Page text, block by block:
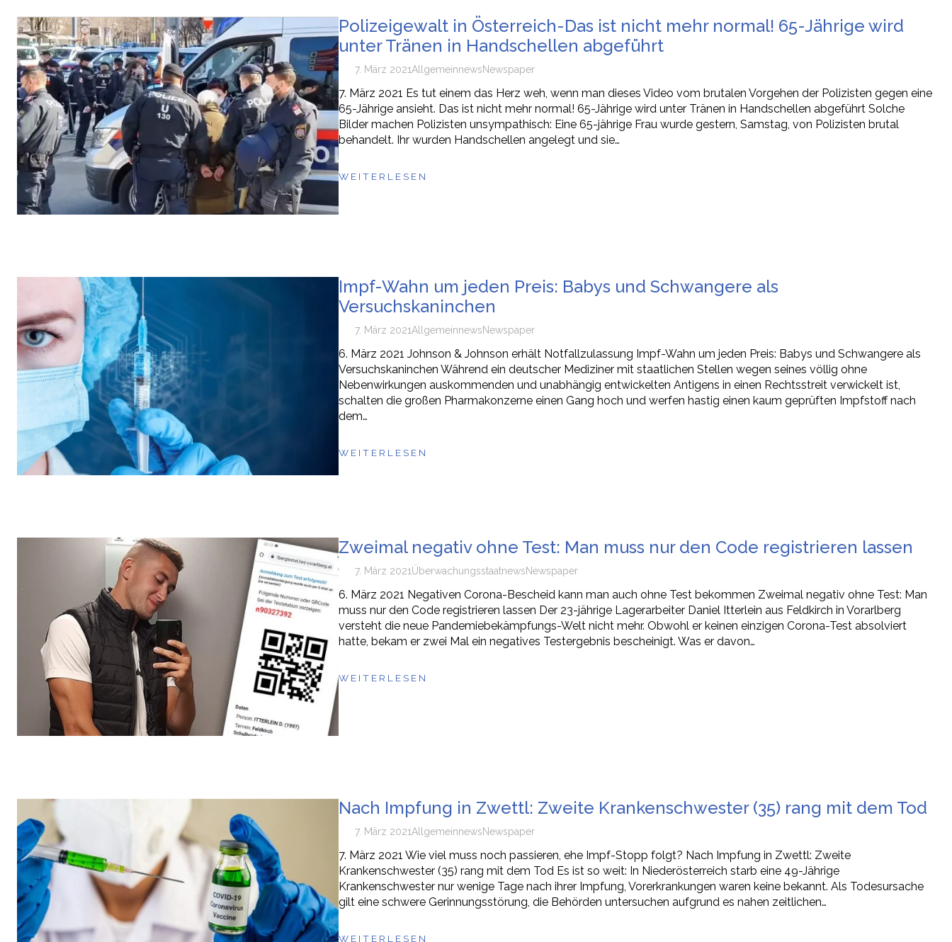
Polizeigewalt in Österreich-Das ist nicht mehr normal! 65-Jährige wird
unter Tränen in Handschellen abgeführt
7. März 2021AllgemeinnewsNewspaper
7. März 2021 Es tut einem das Herz weh, wenn man dieses Video vom brutalen Vorgehen der Polizisten gegen eine
65-Jährige ansieht. Das ist nicht mehr normal! 65-Jährige wird unter Tränen in Handschellen abgeführt Solche
Bilder machen Polizisten unsympathisch: Eine 65-jährige Frau wurde gestern, Samstag, von Polizisten brutal
behandelt. Ihr wurden Handschellen angelegt und sie…
WEITERLESEN
Impf-Wahn um jeden Preis: Babys und Schwangere als
Versuchskaninchen
7. März 2021AllgemeinnewsNewspaper
6. März 2021 Johnson & Johnson erhält Notfallzulassung Impf-Wahn um jeden Preis: Babys und Schwangere als
Versuchskaninchen Während ein deutscher Mediziner mit staatlichen Stellen wegen seines völlig ohne
Nebenwirkungen auskommenden und unabhängig entwickelten Antigens in einen Rechtsstreit verwickelt ist,
schalten die großen Pharmakonzerne einen Gang hoch und werfen hastig einen kaum geprüften Impfstoff nach
dem…
WEITERLESEN
Zweimal negativ ohne Test: Man muss nur den Code registrieren lassen
7. März 2021ÜberwachungsstaatnewsNewspaper
6. März 2021 Negativen Corona-Bescheid kann man auch ohne Test bekommen Zweimal negativ ohne Test: Man
muss nur den Code registrieren lassen Der 23-jährige Lagerarbeiter Daniel Itterlein aus Feldkirch in Vorarlberg
versteht die neue Pandemiebekämpfungs-Welt nicht mehr. Obwohl er keinen einzigen Corona-Test absolviert
hatte, bekam er zwei Mal ein negatives Testergebnis bescheinigt. Was er davon…
WEITERLESEN
Nach Impfung in Zwettl: Zweite Krankenschwester (35) rang mit dem Tod
7. März 2021AllgemeinnewsNewspaper
7. März 2021 Wie viel muss noch passieren, ehe Impf-Stopp folgt? Nach Impfung in Zwettl: Zweite
Krankenschwester (35) rang mit dem Tod Es ist so weit: In Niederösterreich starb eine 49-Jährige
Krankenschwester nur wenige Tage nach ihrer Impfung, Vorerkrankungen waren keine bekannt. Als Todesursache
gilt eine schwere Gerinnungsstörung, die Behörden untersuchen aufgrund es nahen zeitlichen…
WEITERLESEN